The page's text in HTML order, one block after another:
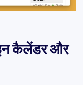
कैलेंडर और